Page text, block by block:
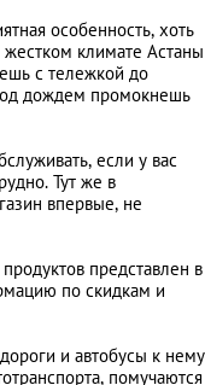
особенность, хоть
жестком климате Астаны
с тележкой до
дождем промокнешь
если у вас
Тут же в
впервые, не
представлен в
по скидкам и
и автобусы к нему
помучаются